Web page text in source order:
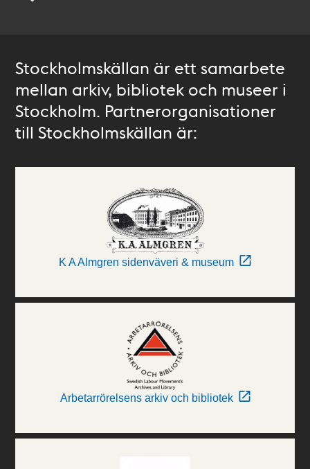
Stockholmskällan är ett samarbete
mellan arkiv, bibliotek och museer i
Stockholm. Partnerorganisationer
till Stockholmskällan är:
K A Almgren sidenväveri & museum
Arbetarrörelsens arkiv och bibliotek